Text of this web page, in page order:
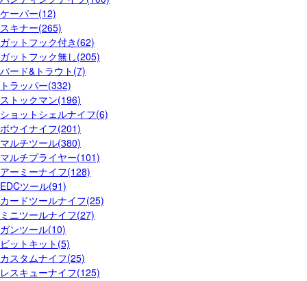
ケーパー(12)
スキナー(265)
ガットフック付き(62)
ガットフック無し(205)
バード&トラウト(7)
トラッパー(332)
ストックマン(196)
ショットシェルナイフ(6)
ボウイナイフ(201)
マルチツール(380)
マルチプライヤー(101)
アーミーナイフ(128)
EDCツール(91)
カードツールナイフ(25)
ミニツールナイフ(27)
ガンツール(10)
ビットキット(5)
カスタムナイフ(25)
レスキューナイフ(125)